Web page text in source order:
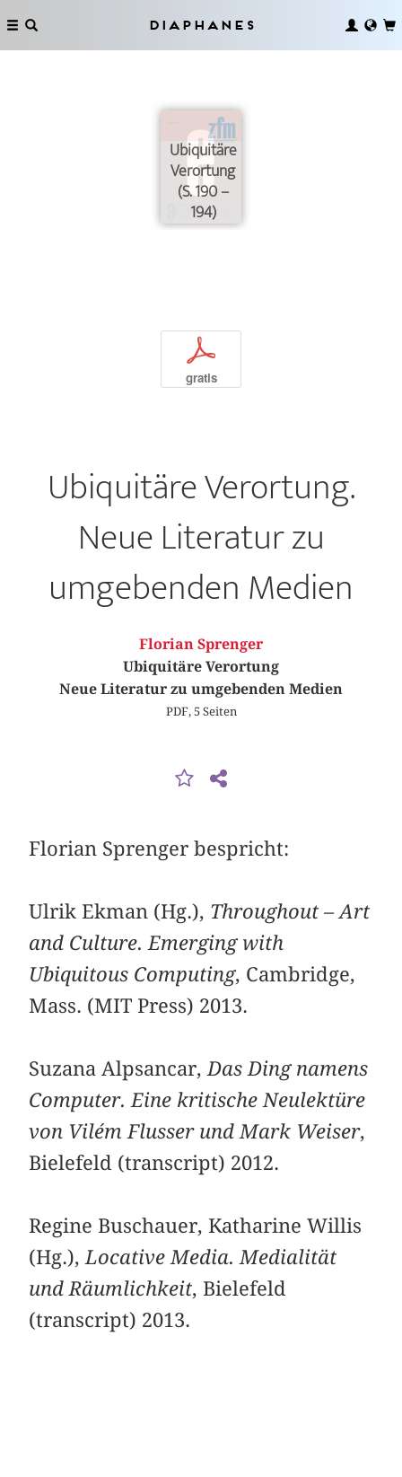
Diaphanes
Ubiquitäre
Verortung
(S. 190 –
194)
p
gratis
Ubiquitäre Verortung.
Neue Literatur zu
umgebenden Medien
Florian Sprenger
Ubiquitäre Verortung
Neue Literatur zu umgebenden Medien
PDF, 5 Seiten
Florian Sprenger bespricht:
Ulrik Ekman (Hg.), Throughout – Art
and Culture. Emerging with
Ubiquitous Computing, Cambridge,
Mass. (MIT Press) 2013.
Suzana Alpsancar, Das Ding namens
Computer. Eine kritische Neulektüre
von Vilém Flusser und Mark Weiser,
Bielefeld (transcript) 2012.
Regine Buschauer, Katharine Willis
(Hg.), Locative Media. Medialität
und Räumlichkeit, Bielefeld
(transcript) 2013.